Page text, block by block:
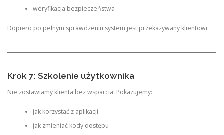
weryfikacja bezpieczeństwa
Dopiero po pełnym sprawdzeniu system jest przekazywany klientowi.
Krok 7: Szkolenie użytkownika
Nie zostawiamy klienta bez wsparcia. Pokazujemy:
jak korzystać z aplikacji
jak zmieniać kody dostępu